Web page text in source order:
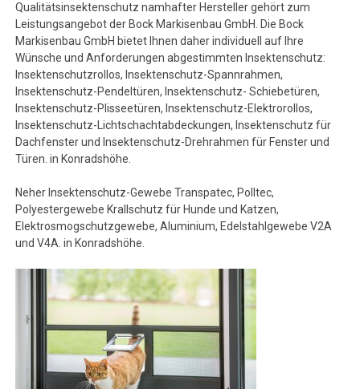
Qualitätsinsektenschutz namhafter Hersteller gehört zum
Leistungsangebot der Bock Markisenbau GmbH. Die Bock
Markisenbau GmbH bietet Ihnen daher individuell auf Ihre
Wünsche und Anforderungen abgestimmten Insektenschutz:
Insektenschutzrollos, Insektenschutz-Spannrahmen,
Insektenschutz-Pendeltüren, Insektenschutz- Schiebetüren,
Insektenschutz-Plisseetüren, Insektenschutz-Elektrorollos,
Insektenschutz-Lichtschachtabdeckungen, Insektenschutz für
Dachfenster und Insektenschutz-Drehrahmen für Fenster und
Türen. in Konradshöhe.
Neher Insektenschutz-Gewebe Transpatec, Polltec,
Polyestergewebe Krallschutz für Hunde und Katzen,
Elektrosmogschutzgewebe, Aluminium, Edelstahlgewebe V2A
und V4A. in Konradshöhe.